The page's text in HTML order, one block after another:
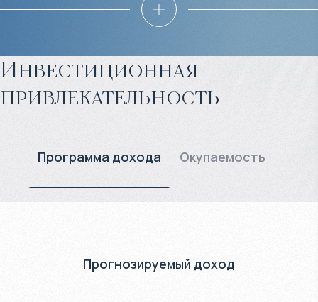
Инвестиционная
привлекательность
Программа дохода Окупаемость
Прогнозируемый доход